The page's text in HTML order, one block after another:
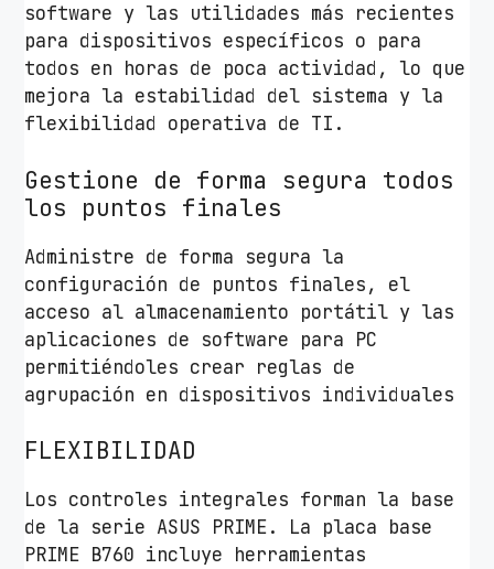
software y las utilidades más recientes
para dispositivos específicos o para
todos en horas de poca actividad, lo que
mejora la estabilidad del sistema y la
flexibilidad operativa de TI.
Gestione de forma segura todos
los puntos finales
Administre de forma segura la
configuración de puntos finales, el
acceso al almacenamiento portátil y las
aplicaciones de software para PC
permitiéndoles crear reglas de
agrupación en dispositivos individuales
FLEXIBILIDAD
Los controles integrales forman la base
de la serie ASUS PRIME. La placa base
PRIME B760 incluye herramientas